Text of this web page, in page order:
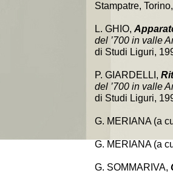
Stampatre,
L. GHIO,
del ’700 in valle
di Studi Liguri,
P. GIARDELLI,
del ’700 in valle
di Studi Liguri,
G. MERIANA (a
G. MERIANA (a
G. SOMMARIVA,